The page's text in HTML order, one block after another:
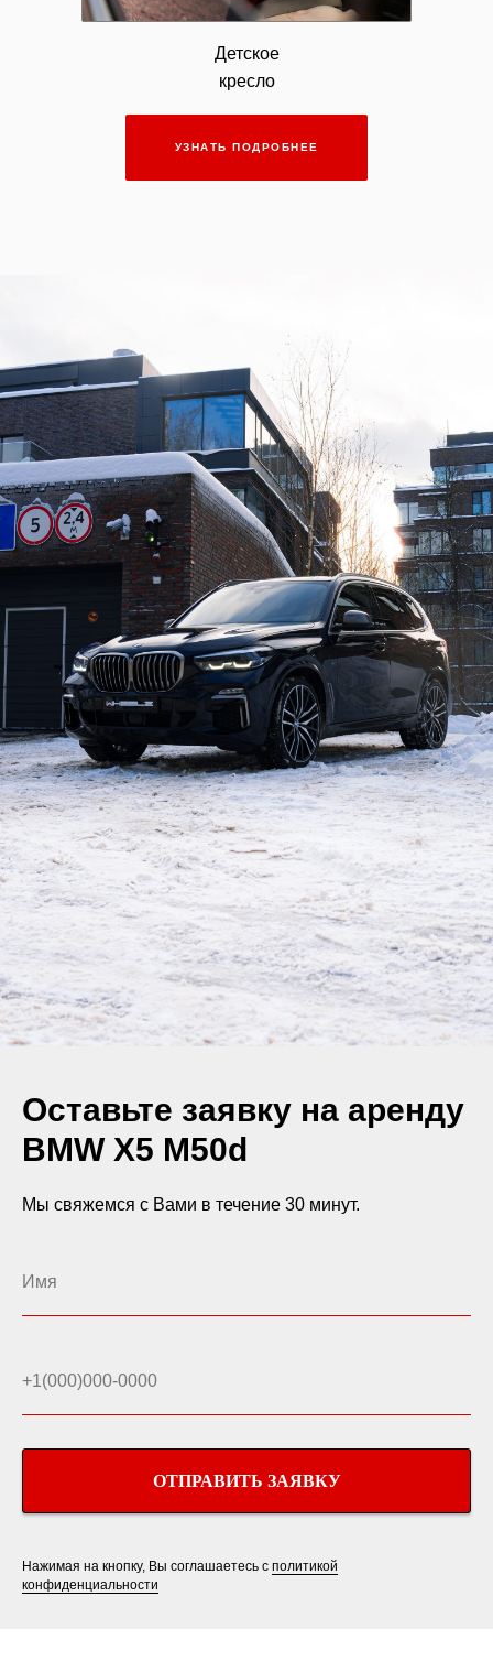
Детское
кресло
УЗНАТЬ ПОДРОБНЕЕ
Оставьте заявку на аренду
BМW X5 M50d
Мы свяжемся с Вами в течение 30 минут.
ОТПРАВИТЬ ЗАЯВКУ
Нажимая на кнопку, Вы соглашаетесь с политикой
конфиденциальности